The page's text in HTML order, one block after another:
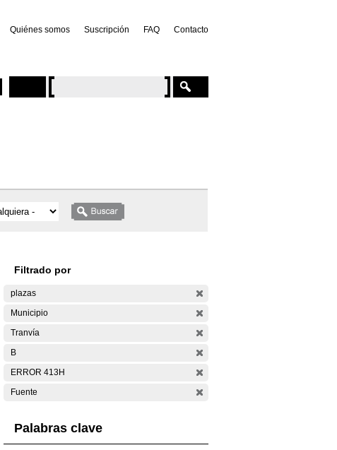
Quiénes somos Suscripción FAQ Contacto
Filtrado por
plazas
Municipio
Tranvía
B
ERROR 413H
Fuente
Palabras clave